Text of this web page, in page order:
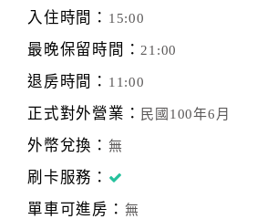
入住時間： 15:00
最晚保留時間：21:00
退房時間： 11:00
正式對外營業： 民國100年6月
外幣兌換： 無
刷卡服務：
單車可進房： 無